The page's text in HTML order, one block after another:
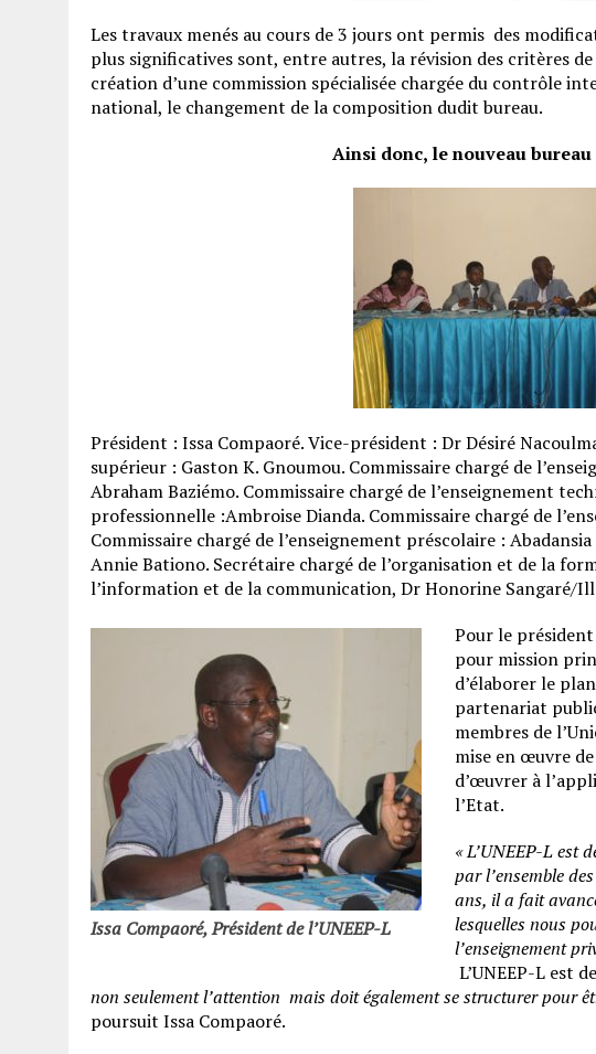
Les travaux menés au cours de 3 jours ont permis des
plus significatives sont, entre autres, la révision des critères
création d’une commission spécialisée chargée du contrôle
national, le changement de la composition dudit bureau.
Ainsi donc, le nouveau bureau
Président : Issa Compaoré. Vice-président : Dr Désiré
supérieur : Gaston K. Gnoumou. Commissaire chargé de
Abraham Baziémo. Commissaire chargé de l’enseignement
professionnelle :Ambroise Dianda. Commissaire chargé de
Commissaire chargé de l’enseignement préscolaire :
Annie Bationo. Secrétaire chargé de l’organisation et de la
l’information et de la communication, Dr Honorine Sangaré/
Issa Compaoré, Président de l’UNEEP-L
Pour le président
pour mission
d’élaborer le
partenariat
membres de
mise en œuvre
d’œuvrer à
l’Etat.
« L’UNEEP-L est
par l’ensemble
ans, il a fait
lesquelles nous
l’enseignement
L’UNEEP-L est
non seulement l’attention mais doit également se structurer pour
poursuit Issa Compaoré.